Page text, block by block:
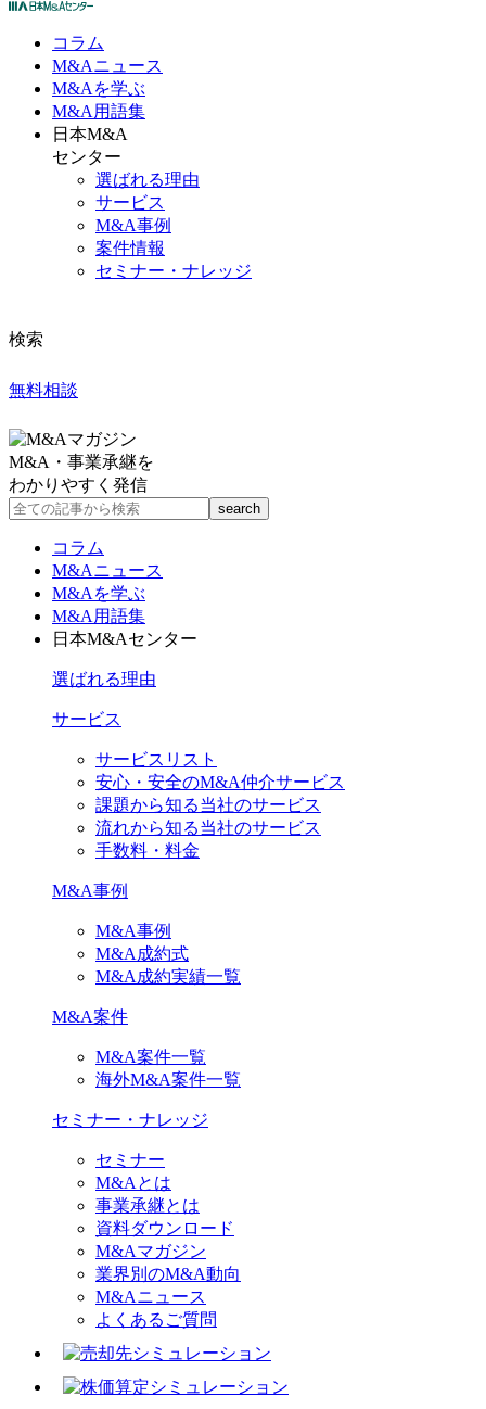
コラム
M&Aニュース
M&Aを学ぶ
M&A 用語集
日本M&A
センター
選ばれる理由
サービス
M&A事例
案件情報
セミナー・ナレッジ
検索
無料相談
M&A・事業承継を
わかりやすく発信
コラム
M&Aニュース
M&Aを学ぶ
M&A用語集
日本M&Aセンター
選ばれる理由
サービス
サービスリスト
安心・安全のM&A仲介サービス
課題から知る当社のサービス
流れから知る当社のサービス
手数料・料金
M&A事例
M&A事例
M&A成約式
M&A成約実績一覧
M&A案件
M&A案件一覧
海外M&A案件一覧
セミナー・ナレッジ
セミナー
M&Aとは
事業承継とは
資料ダウンロード
M&Aマガジン
業界別のM&A動向
M&Aニュース
よくあるご質問